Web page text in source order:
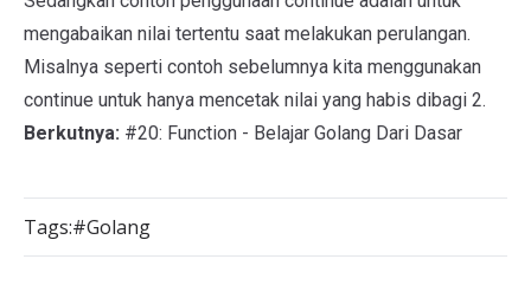
mengabaikan nilai tertentu saat melakukan perulangan.
Misalnya seperti contoh sebelumnya kita menggunakan
continue untuk hanya mencetak nilai yang habis dibagi 2.
Berkutnya: #20: Function - Belajar Golang Dari Dasar
Tags:#Golang